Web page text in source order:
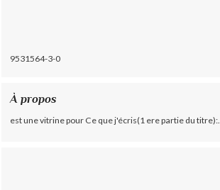
9531564-3-0
À propos
est une vitrine pour Ce que j'écris(1 ere partie du titre):...